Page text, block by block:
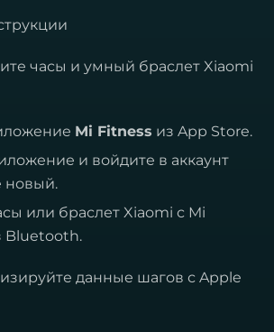
часы и умный браслет Xiaomi
Mi Fitness из App Store.
и войдите в аккаунт
новый.
или браслет Xiaomi с Mi
Bluetooth.
данные шагов с Apple